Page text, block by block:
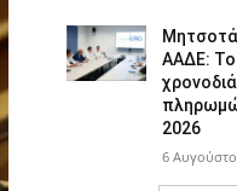
ΑΑΔΕ: Το
2026
6